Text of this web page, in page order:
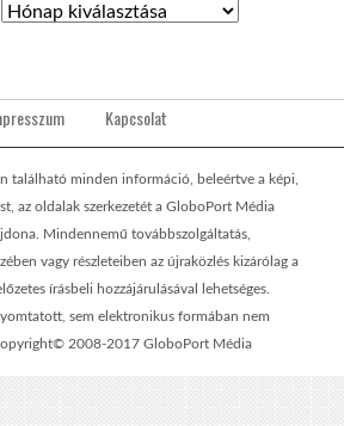
Kapcsolat
található minden információ, beleértve a képi,
az oldalak szerkezetét a GloboPort Média
Mindennemű továbbszolgáltatás,
vagy részleteiben az újraközlés kizárólag a
írásbeli hozzájárulásával lehetséges.
sem elektronikus formában nem
2008-2017 GloboPort Média